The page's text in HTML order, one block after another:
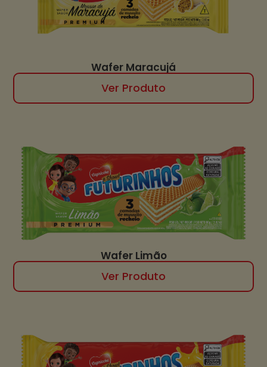
Wafer Maracujá
Ver Produto
Wafer Limão
Ver Produto